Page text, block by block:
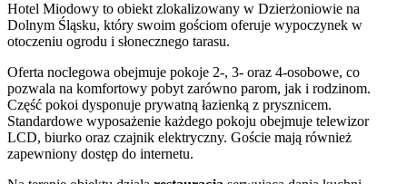
Hotel Miodowy to obiekt zlokalizowany w Dzierżoniowie na
Dolnym Śląsku, który swoim gościom oferuje wypoczynek w
otoczeniu ogrodu i słonecznego tarasu.
Oferta noclegowa obejmuje pokoje 2-, 3- oraz 4-osobowe, co
pozwala na komfortowy pobyt zarówno parom, jak i rodzinom.
Część pokoi dysponuje prywatną łazienką z prysznicem.
Standardowe wyposażenie każdego pokoju obejmuje telewizor
LCD, biurko oraz czajnik elektryczny. Goście mają również
zapewniony dostęp do internetu.